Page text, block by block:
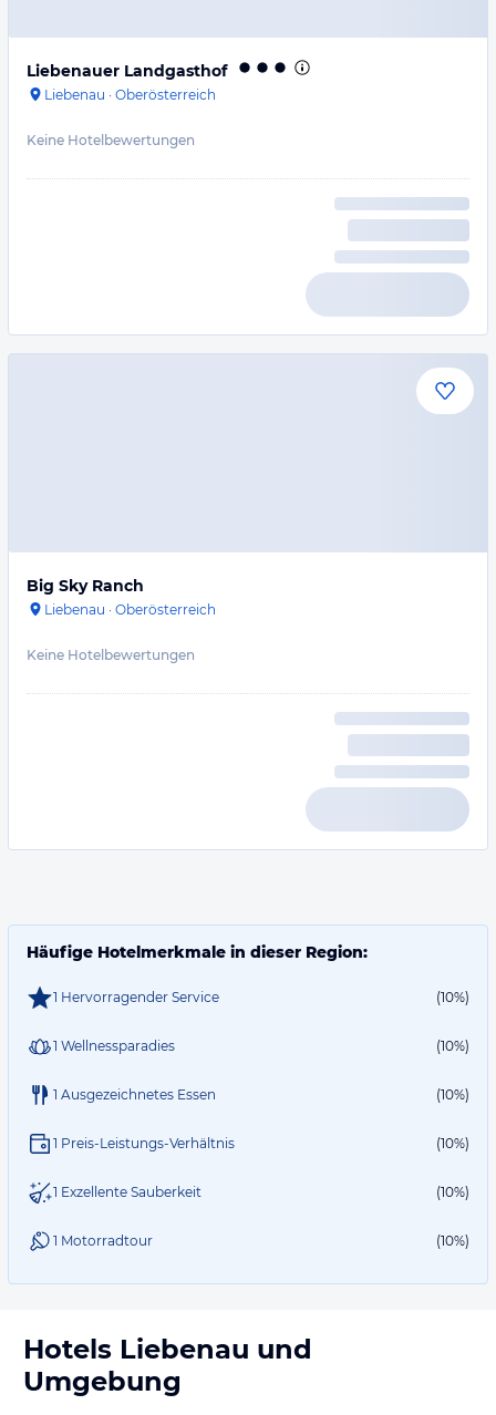
Liebenauer Landgasthof
Liebenau · Oberösterreich
Keine Hotelbewertungen
Big Sky Ranch
Liebenau · Oberösterreich
Keine Hotelbewertungen
Häufige Hotelmerkmale in dieser Region:
1 Hervorragender Service (10%)
1 Wellnessparadies (10%)
1 Ausgezeichnetes Essen (10%)
1 Preis-Leistungs-Verhältnis (10%)
1 Exzellente Sauberkeit (10%)
1 Motorradtour (10%)
Hotels Liebenau und
Umgebung